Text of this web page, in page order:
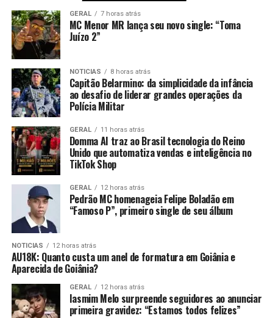
GERAL 7 horas atrás
MC Menor MR lança seu novo single: “Toma
Juízo 2”
NOTICIAS 8 horas atrás
Capitão Belarmino: da simplicidade da infância
ao desafio de liderar grandes operações da
Polícia Militar
GERAL 11 horas atrás
Domma AI traz ao Brasil tecnologia do Reino
Unido que automatiza vendas e inteligência no
TikTok Shop
GERAL 12 horas atrás
Pedrão MC homenageia Felipe Boladão em
“Famoso P”, primeiro single de seu álbum
NOTICIAS 12 horas atrás
AU18K: Quanto custa um anel de formatura em Goiânia e
Aparecida de Goiânia?
GERAL 12 horas atrás
Iasmim Melo surpreende seguidores ao anunciar
primeira gravidez: “Estamos todos felizes”